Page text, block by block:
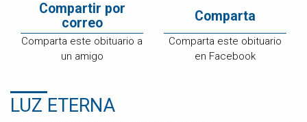
Compartir por
correo
Comparta este obituario a
un amigo
Comparta
Comparta este obituario
en Facebook
LUZ ETERNA